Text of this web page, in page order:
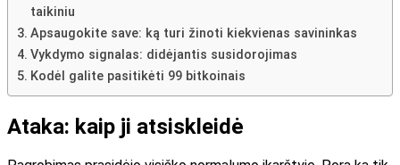
taikiniu
Apsaugokite save: ką turi žinoti kiekvienas savininkas
Vykdymo signalas: didėjantis susidorojimas
Kodėl galite pasitikėti 99 bitkoinais
Ataka: kaip ji atsiskleidė